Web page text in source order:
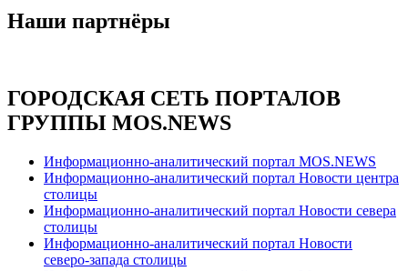
Наши партнёры
ГОРОДСКАЯ СЕТЬ ПОРТАЛОВ
ГРУППЫ MOS.NEWS
Информационно-аналитический портал MOS.NEWS
Информационно-аналитический портал Новости центра
столицы
Информационно-аналитический портал Новости севера
столицы
Информационно-аналитический портал Новости
северо-запада столицы